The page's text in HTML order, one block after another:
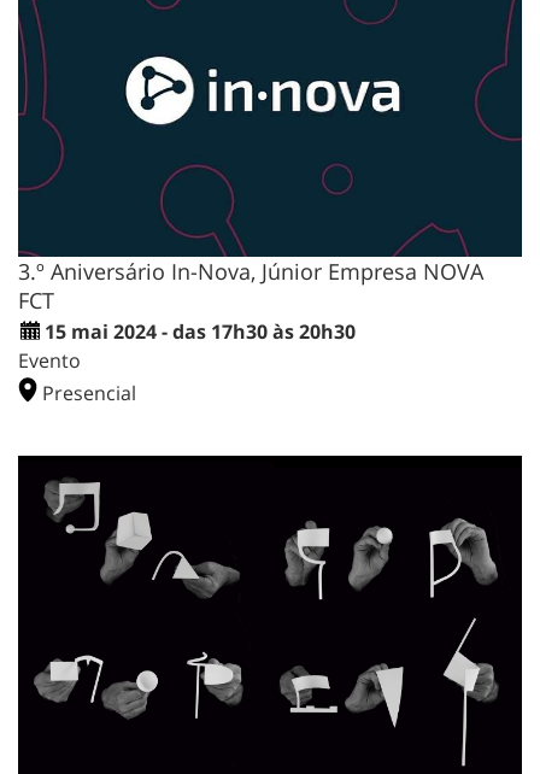
3.º Aniversário In-Nova, Júnior Empresa NOVA
FCT
15 mai 2024 - das 17h30 às 20h30
Evento
Presencial